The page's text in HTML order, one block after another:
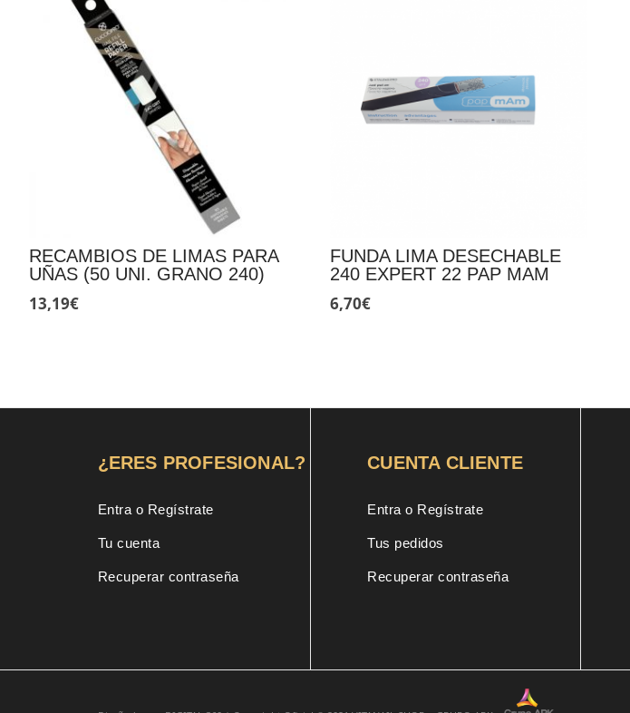
RECAMBIOS DE LIMAS PARA
UÑAS (50 UNI. GRANO 240)
13,19€
FUNDA LIMA DESECHABLE
240 EXPERT 22 PAP MAM
6,70€
¿ERES PROFESIONAL?
Entra o Regístrate
Tu cuenta
Recuperar contraseña
CUENTA CLIENTE
Entra o Regístrate
Tus pedidos
Recuperar contraseña